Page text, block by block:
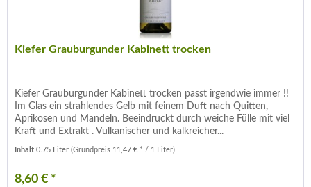
Kiefer Grauburgunder Kabinett trocken
Kiefer Grauburgunder Kabinett trocken passt irgendwie immer !!
Im Glas ein strahlendes Gelb mit feinem Duft nach Quitten,
Aprikosen und Mandeln. Beeindruckt durch weiche Fülle mit viel
Kraft und Extrakt . Vulkanischer und kalkreicher...
Inhalt0.75 Liter(Grundpreis 11,47 € * / 1 Liter)
8,60 € *